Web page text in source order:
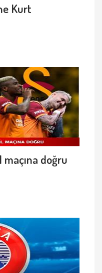
Kurt
doğru